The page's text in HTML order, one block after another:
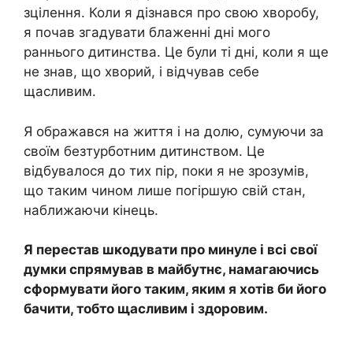
зцілення. Коли я дізнався про свою хворобу,
я почав згадувати блаженні дні мого
раннього дитинства. Це були ті дні, коли я ще
не знав, що хворий, і відчував себе
щасливим.
Я ображався на життя і на долю, сумуючи за
своїм безтурботним дитинством. Це
відбувалося до тих пір, поки я не зрозумів,
що таким чином лише погіршую свій стан,
наближаючи кінець.
Я перестав шкодувати про минуле і всі свої
думки спрямував в майбутнє, намагаючись
сформувати його таким, яким я хотів би його
бачити, тобто щасливим і здоровим.